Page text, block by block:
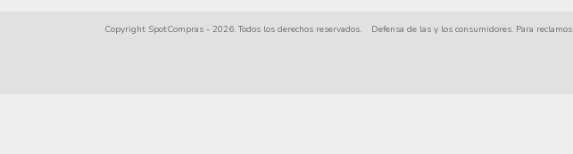
Copyright SpotCompras - 2026. Todos los derechos reservados. Defensa de las y los consumidores. Para reclamos